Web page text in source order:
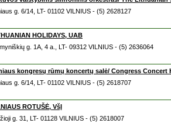
g. 6/14, LT- 01102 VILNIUS - (5) 2628127
HOLIDAYS, UAB
g. 1A, 4 a., LT- 09312 VILNIUS - (5) 2636064
kongresų rūmų koncertų salė/ Congress Concert
g. 6/14, LT- 01102 VILNIUS - (5) 2618707
ROTUŠĖ, VšĮ
g. 31, LT- 01128 VILNIUS - (5) 2618007